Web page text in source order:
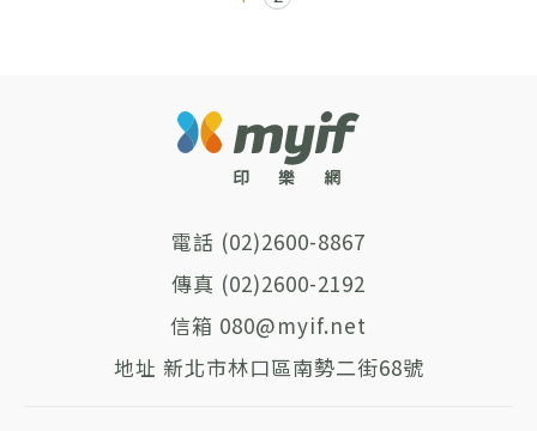
(02)2600-8867
(02)2600-2192
080@myif.net
新北市林口區南勢二街68號